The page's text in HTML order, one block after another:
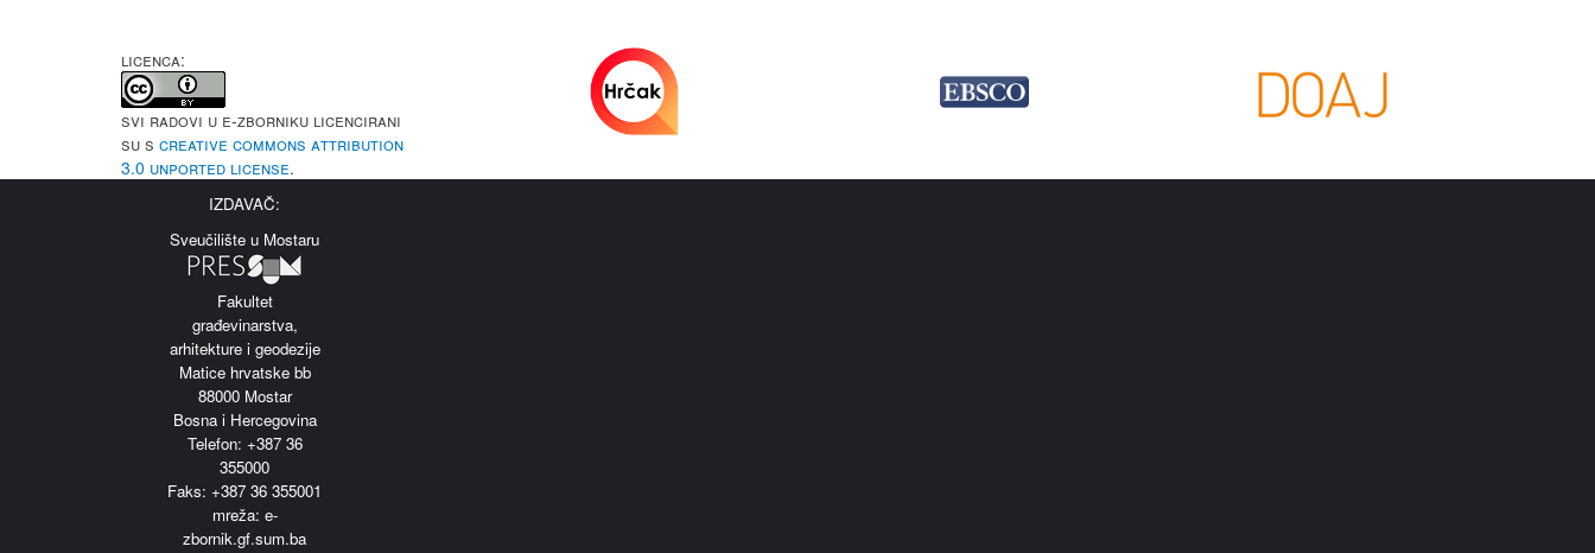
LICENCA:
Svi radovi u e-Zborniku licencirani
su s Creative Commons Attribution
3.0 Unported License.
IZDAVAČ:
Sveučilište u Mostaru
Fakultet
građevinarstva,
arhitekture i geodezije
Matice hrvatske bb
88000 Mostar
Bosna i Hercegovina
Telefon: +387 36
355000
Faks: +387 36 355001
mreža: e-
zbornik.gf.sum.ba